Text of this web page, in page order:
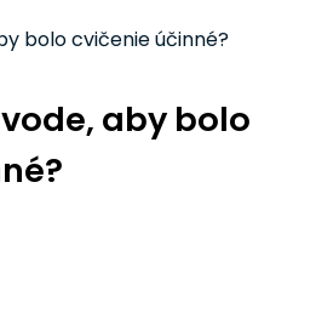
bolo cvičenie účinné?
aby bolo